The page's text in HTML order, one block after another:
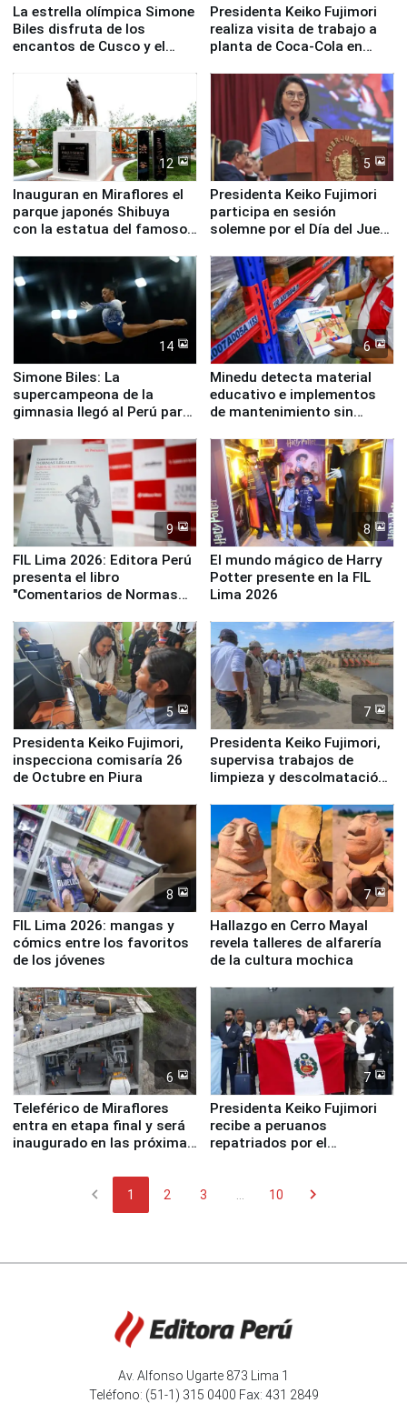
La estrella olímpica Simone
Biles disfruta de los
encantos de Cusco y el
Presidenta Keiko Fujimori
realiza visita de trabajo a
planta de Coca-Cola en
12
Inauguran en Miraflores el
parque japonés Shibuya
con la estatua del famoso
5
Presidenta Keiko Fujimori
participa en sesión
solemne por el Día del Juez
14
Simone Biles: La
supercampeona de la
gimnasia llegó al Perú para
Panamericanos Lima 2027
6
Minedu detecta material
educativo e implementos
de mantenimiento sin
la UGEL 2
9
FIL Lima 2026: Editora Perú
presenta el libro
"Comentarios de Normas
Derecho Colectivo"
8
El mundo mágico de Harry
Potter presente en la FIL
Lima 2026
5
Presidenta Keiko Fujimori,
inspecciona comisaría 26
de Octubre en Piura
7
Presidenta Keiko Fujimori,
supervisa trabajos de
limpieza y descolmatación
8
FIL Lima 2026: mangas y
cómics entre los favoritos
de los jóvenes
7
Hallazgo en Cerro Mayal
revela talleres de alfarería
de la cultura mochica
6
Teleférico de Miraflores
entra en etapa final y será
inaugurado en las próximas
7
Presidenta Keiko Fujimori
recibe a peruanos
repatriados por el
chevron_left 1 2 3 10 chevron_right
Av. Alfonso Ugarte 873 Lima 1
Teléfono: (51-1) 315 0400 Fax: 431 2849